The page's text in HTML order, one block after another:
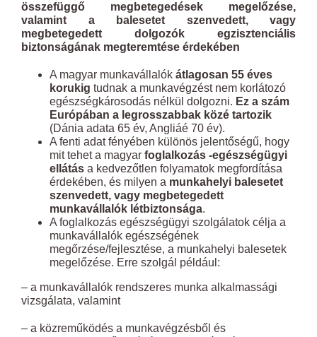
összefüggő megbetegedések megelőzése,
valamint a balesetet szenvedett, vagy
megbetegedett dolgozók egzisztenciális
biztonságának megteremtése érdekében
A magyar munkavállalók átlagosan 55 éves
korukig tudnak a munkavégzést nem korlátozó
egészségkárosodás nélkül dolgozni. Ez a szám
Európában a legrosszabbak közé tartozik
(Dánia adata 65 év, Angliáé 70 év).
A fenti adat fényében különös jelentőségű, hogy
mit tehet a magyar foglalkozás -egészségügyi
ellátás a kedvezőtlen folyamatok megfordítása
érdekében, és milyen a munkahelyi balesetet
szenvedett, vagy megbetegedett
munkavállalók létbiztonsága.
A foglalkozás egészségügyi szolgálatok célja a
munkavállalók egészségének
megőrzése/fejlesztése, a munkahelyi balesetek
megelőzése. Erre szolgál például:
– a munkavállalók rendszeres munka alkalmassági
vizsgálata, valamint
– a közreműködés a munkavégzésből és